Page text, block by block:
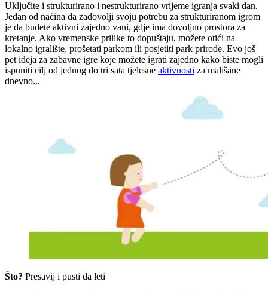
Uključite i strukturirano i nestrukturirano vrijeme igranja svaki dan.
Jedan od načina da zadovolji svoju potrebu za strukturiranom igrom
je da budete aktivni zajedno vani, gdje ima dovoljno prostora za
kretanje. Ako vremenske prilike to dopuštaju, možete otići na
lokalno igralište, prošetati parkom ili posjetiti park prirode. Evo još
pet ideja za zabavne igre koje možete igrati zajedno kako biste mogli
ispuniti cilj od jednog do tri sata tjelesne aktivnosti za mališane
dnevno...
Što? Presavij i pusti da leti